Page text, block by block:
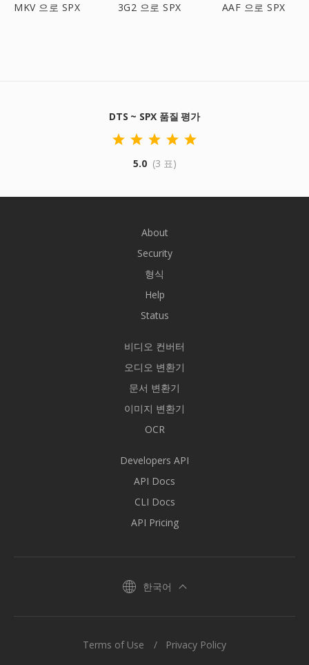
MKV 으로 SPX 3G2 으로 SPX AAF 으로 SPX
DTS ~ SPX 품질 평가
5.0 (3 표)
About
Security
형식
Help
Status
비디오 컨버터
오디오 변환기
문서 변환기
이미지 변환기
OCR
Developers API
API Docs
CLI Docs
API Pricing
한국어
Terms of Use Privacy Policy